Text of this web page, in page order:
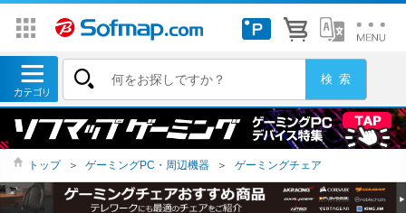
トップ ＞ ゲーミングPC・周辺機器 ＞ ゲーミングチェア